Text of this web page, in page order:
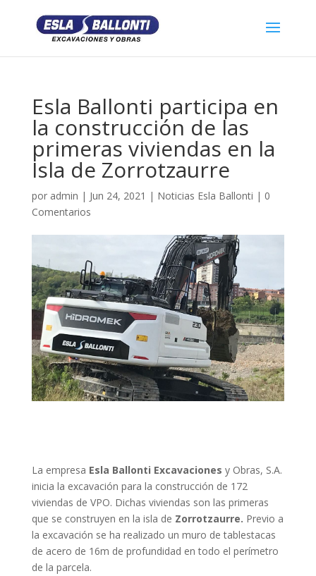
Esla Ballonti participa en
la construcción de las
primeras viviendas en la
Isla de Zorrotzaurre
por admin | Jun 24, 2021 | Noticias Esla Ballonti | 0
Comentarios
La empresa Esla Ballonti Excavaciones y Obras, S.A.
inicia la excavación para la construcción de 172
viviendas de VPO. Dichas viviendas son las primeras
que se construyen en la isla de Zorrotzaurre. Previo a
la excavación se ha realizado un muro de tablestacas
de acero de 16m de profundidad en todo el perímetro
de la parcela.